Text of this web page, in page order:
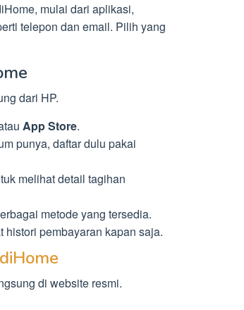
mulai dari aplikasi,
telepon dan email. Pilih yang
dari HP.
App Store.
punya, daftar dulu pakai
melihat detail tagihan
metode yang tersedia.
pembayaran kapan saja.
di website resmi.